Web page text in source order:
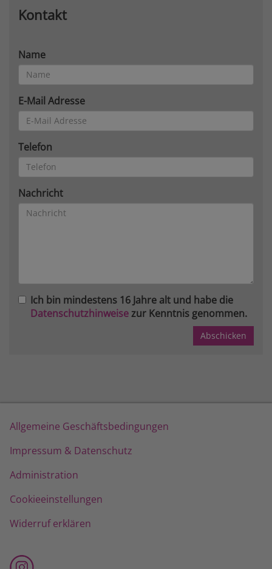
Kontakt
Name
E-Mail Adresse
Telefon
Nachricht
Ich bin mindestens 16 Jahre alt und habe die
Datenschutzhinweisezur Kenntnis genommen.
Allgemeine Geschäftsbedingungen
Impressum & Datenschutz
Administration
Cookieeinstellungen
Widerruf erklären